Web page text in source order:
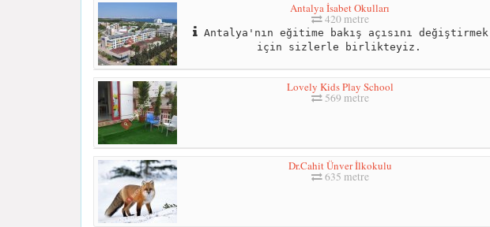
Antalya İsabet Okulları
420 metre
Antalya'nın eğitime bakış açısını değiştirmek
için sizlerle birlikteyiz.
Lovely Kids Play School
569 metre
Dr.Cahit Ünver İlkokulu
635 metre